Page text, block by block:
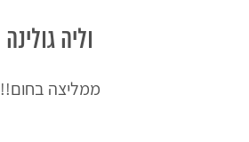
וליה גולינה
ממליצה בחום!!